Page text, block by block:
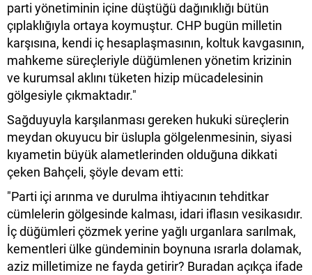
parti yönetiminin içine düştüğü dağınıklığı bütün
çıplaklığıyla ortaya koymuştur. CHP bugün milletin
karşısına, kendi iç hesaplaşmasının, koltuk kavgasının,
mahkeme süreçleriyle düğümlenen yönetim krizinin
ve kurumsal aklını tüketen hizip mücadelesinin
gölgesiyle çıkmaktadır."
Sağduyuyla karşılanması gereken hukuki süreçlerin
meydan okuyucu bir üslupla gölgelenmesinin, siyasi
kıyametin büyük alametlerinden olduğuna dikkati
çeken Bahçeli, şöyle devam etti:
"Parti içi arınma ve durulma ihtiyacının tehditkar
cümlelerin gölgesinde kalması, idari iflasın vesikasıdır.
İç düğümleri çözmek yerine yağlı urganlara sarılmak,
kementleri ülke gündeminin boynuna ısrarla dolamak,
aziz milletimize ne fayda getirir? Buradan açıkça ifade